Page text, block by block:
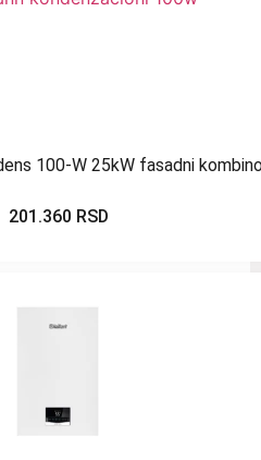
100-W 25kW fasadni
201.360 RSD